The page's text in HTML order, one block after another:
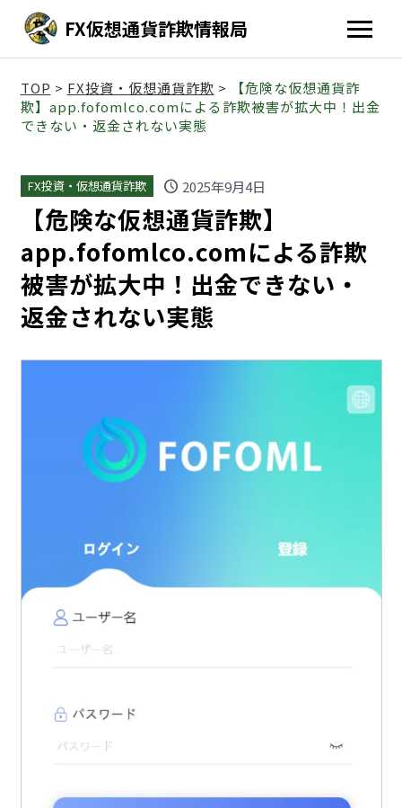
FX仮想通貨詐欺情報局
TOP > FX投資・仮想通貨詐欺 >
【危険な仮想通貨詐
欺】app.fofomlco.comによる詐欺被害が拡大中！出金
できない・返金されない実態
FX投資・仮想通貨詐欺 schedule 2025年9月4日
【危険な仮想通貨詐欺】
app.fofomlco.comによる詐欺
被害が拡大中！出金できない・
返金されない実態